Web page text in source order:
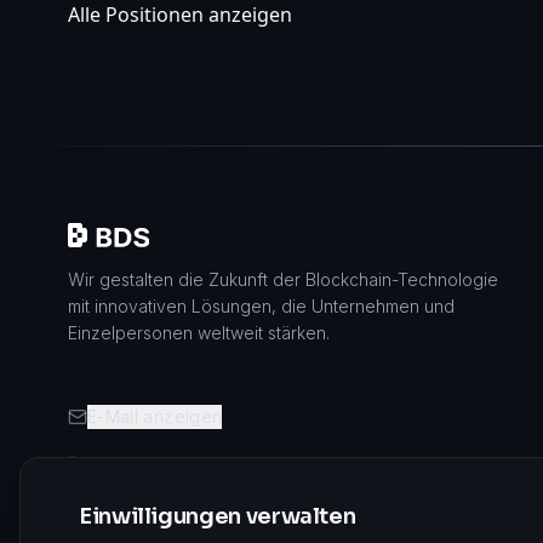
Alle Positionen anzeigen
Wir gestalten die Zukunft der Blockchain-Technologie
mit innovativen Lösungen, die Unternehmen und
Einzelpersonen weltweit stärken.
E-Mail anzeigen
+372 603 92 65 (Estland)
Einwilligungen verwalten